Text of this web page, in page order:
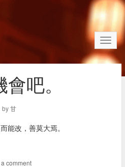
吧。
by甘
能改，善莫大焉。
comment